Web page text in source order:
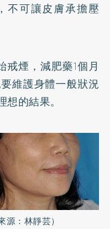
不可讓皮膚承擔壓
煙，減肥藥1個月
維護身體一般狀況
的結果。
：林靜芸）